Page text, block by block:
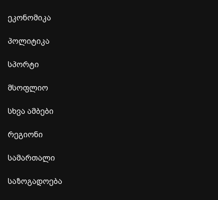
ეკონომიკა
პოლიტიკა
სპორტი
მსოფლიო
სხვა ამბები
რეგიონი
სამართალი
საზოგადოება